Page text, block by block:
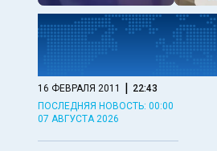
16 ФЕВРАЛЯ 2011 | 22:43
ПОСЛЕДНЯЯ НОВОСТЬ: 00:00
07 АВГУСТА 2026